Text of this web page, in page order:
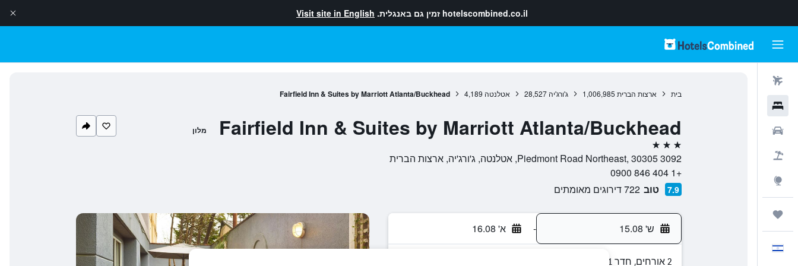
hotelscombined.co.il זמין גם באנגלית. Visit site in English
בית ארצות הברית 1,006,985 ג'ורג'יה 28,527 אטלנטה 4,189
Fairfield Inn & Suites by Marriott Atlanta/Buckhead
Fairfield Inn & Suites by Marriott Atlanta/Buckhead מלון
3 כוכבים
3092 Piedmont Road Northeast, 30305, אטלנטה, ג'ורג'יה, ארצות הברית
+1 404 846 0900
7.9 טוב 722 דירוגים מאומתים
ש' 15.08 - א' 16.08
2 אורחים, חדר 1